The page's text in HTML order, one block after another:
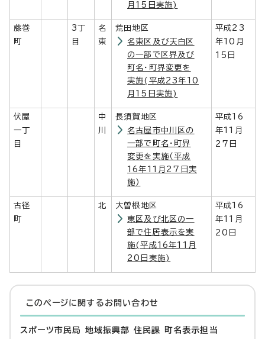
月15日実施)
藤巻
町
3丁
目
名
東
荒田地区
名東区及び天白区
の一部で区界及び
町名・町界変更を
実施(平成23年10
月15日実施)
平成23
年10月
15日
伏屋
一丁
目
中
川
長須賀地区
名古屋市中川区の
一部で町名・町界
変更を実施（平成
16年11月27日実
施）
平成16
年11月
27日
古径
町
北
大曽根地区
東区及び北区の一
部で住居表示を実
施(平成16年11月
20日実施)
平成16
年11月
20日
このページに関する お問い合わせ
スポーツ市民局 地域振興部 住民課 町名表示担当